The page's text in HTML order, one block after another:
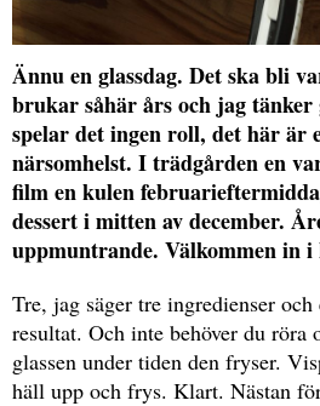
Ännu en glassdag. Det ska bli
brukar såhär års och jag tänker
spelar det ingen roll, det här är
närsomhelst. I trädgården en
film en kulen
dessert i mitten av december.
uppmuntrande. Välkommen in i
Tre, jag säger tre ingredienser
resultat. Och inte behöver du röra
glassen under tiden den fryser.
häll upp och frys. Klart. Nästan